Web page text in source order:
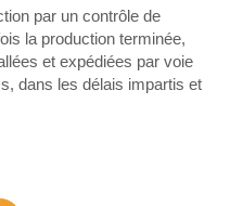
par un contrôle de
la production terminée,
et expédiées par voie
dans les délais impartis et